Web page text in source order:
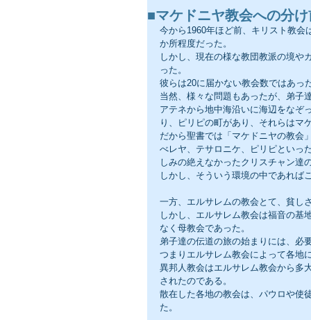
■マケドニヤ教会への分
今から1960年ほど前、キリスト教会
か所程度だった。
しかし、現在の様な教団教派の境や
った。
彼らは20に届かない教会数ではあっ
当然、様々な問題もあったが、弟子
アテネから地中海沿いに海辺をなぞ
り、ピリピの町があり、それらはマ
だから聖書では「マケドニヤの教会
べレヤ、テサロニケ、ピリピといっ
しみの絶えなかったクリスチャン達
しかし、そういう環境の中であれば
一方、エルサレムの教会とて、貧し
しかし、エルサレム教会は福音の基
なく母教会であった。
弟子達の伝道の旅の始まりには、必
つまりエルサレム教会によって各地
異邦人教会はエルサレム教会から多
されたのである。
散在した各地の教会は、パウロや使
た。